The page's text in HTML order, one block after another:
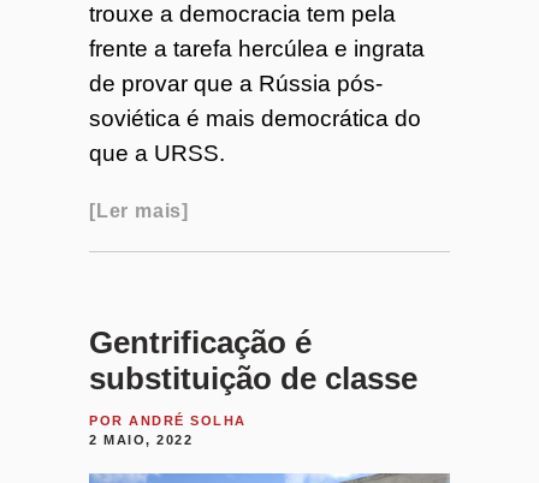
trouxe a democracia tem pela
frente a tarefa hercúlea e ingrata
de provar que a Rússia pós-
soviética é mais democrática do
que a URSS.
Ler mais
Gentrificação é
substituição de classe
POR ANDRÉ SOLHA
2 MAIO, 2022